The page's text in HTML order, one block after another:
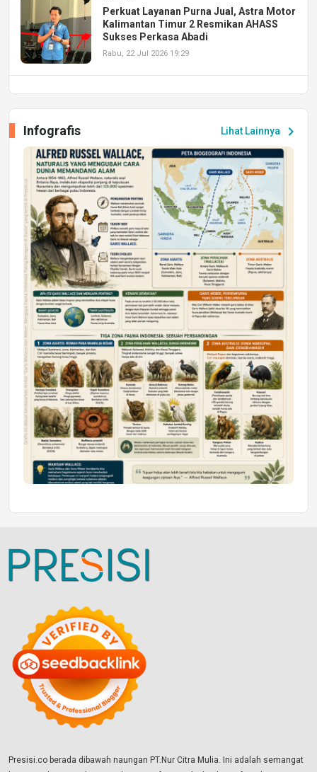
Perkuat Layanan Purna Jual, Astra Motor
Kalimantan Timur 2 Resmikan AHASS
Sukses Perkasa Abadi
Rabu, 22 Jul 2026 19:29
Peluang Kerja dan Magang
Jumat, 17 Jul 2026 22:30
DAERAH
Astra Motor Kalimantan Timur 2 Dukung
Mahasiswa Samarinda dalam Astra
Honda SDGs Future Leaders 2026
Jumat, 10 Jul 2026 19:01
Lihat Lainnya chevron_right
Infografis
Presisi.co berada dibawah naungan PT.Nur Citra Mulia. Ini adalah semangat